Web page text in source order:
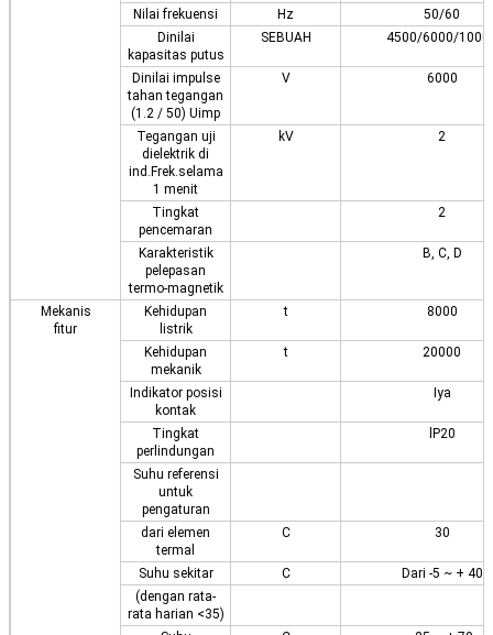
Nilai frekuensi Hz
50/60
Dinilai
kapasitas putus
SEBUAH 4500/6000/
Dinilai impulse
tahan tegangan
(1.2 / 50) Uimp
V 6000
Tegangan uji
dielektrik di
ind.Frek.selama
1 menit
kV 2
Tingkat
pencemaran
2
Karakteristik
pelepasan
termo-magnetik
B, C, D
Mekanis
fitur
Kehidupan
listrik
t 8000
Kehidupan
mekanik
t 20000
Indikator posisi
kontak
Iya
Tingkat
perlindungan
lP20
Suhu referensi
untuk
pengaturan
dari elemen
termal
C 30
Suhu sekitar C
Dari -5 ~ + 40
(dengan rata-
rata harian <35)